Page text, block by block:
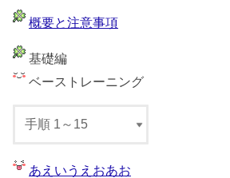
概要と注意事項
基礎編
ベーストレーニング
あえいうえおあお